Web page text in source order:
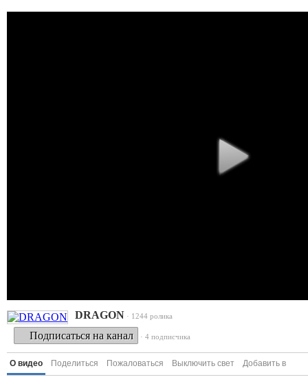
DRAGON · 1244 ролика
Подписаться на канал · 4 подписчика
О видео Поделиться Пожаловаться Выключить свет Добавить в